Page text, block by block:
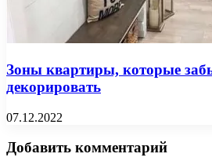
Зоны квартиры, которые
декорировать
07.12.2022
Добавить комментарий